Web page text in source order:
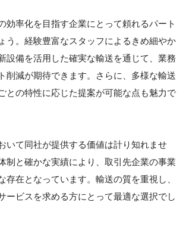
効率化を目指す企業にとって頼れるパート
う。経験豊富なスタッフによるきめ細やか
設備を活用した確実な輸送を通じて、業務
削減が期待できます。さらに、多様な輸送
との特性に応じた提案が可能な点も魅力で
いて同社が提供する価値は計り知れませ
制と確かな実績により、取引先企業の事業
存在となっています。輸送の質を重視し、
ービスを求める方にとって最適な選択でし